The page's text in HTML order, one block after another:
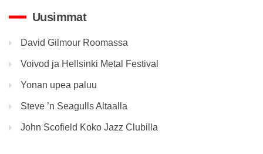
Uusimmat
David Gilmour Roomassa
Voivod ja Hellsinki Metal Festival
Yonan upea paluu
Steve ’n Seagulls Altaalla
John Scofield Koko Jazz Clubilla